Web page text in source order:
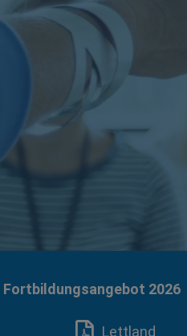
2026
Lettland